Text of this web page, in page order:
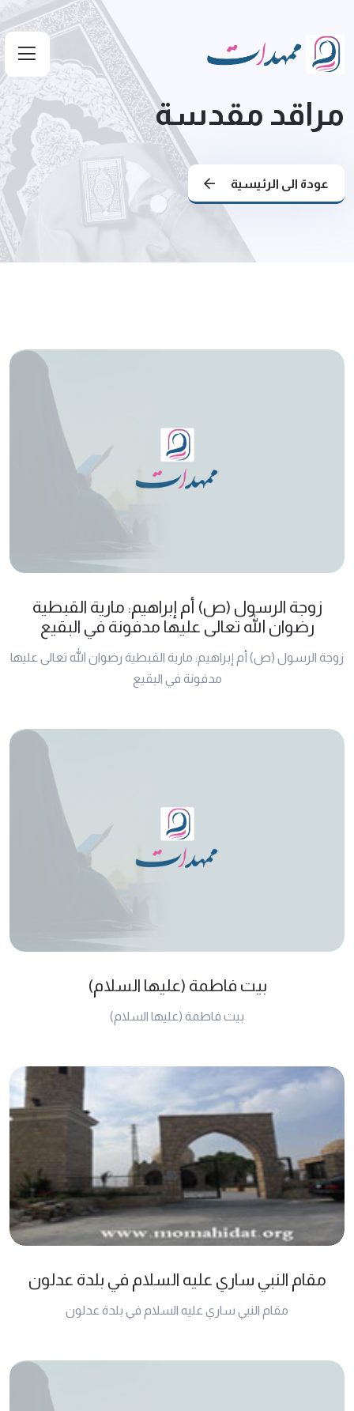
مراقد مقدسة
عودة الى الرئيسية
زوجة الرسول (ص) أم إبراهيم: مارية القبطية
رضوان الله تعالى عليها مدفونة في البقيع
زوجة الرسول (ص) أم إبراهيم: مارية القبطية رضوان الله تعالى عليها
مدفونة في البقيع
بيت فاطمة (عليها السلام)
بيت فاطمة (عليها السلام)
مقام النبي ساري عليه السلام في بلدة عدلون
مقام النبي ساري عليه السلام في بلدة عدلون